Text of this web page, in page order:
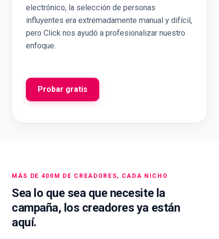
electrónico, la selección de personas
influyentes era extremadamente manual y difícil,
pero Click nos ayudó a profesionalizar nuestro
enfoque.
Probar gratis
MÁS DE 400M DE CREADORES, CADA NICHO
Sea lo que sea que necesite la
campaña, los creadores ya están
aquí.